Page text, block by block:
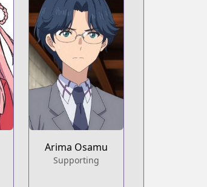
Arima Osamu
Supporting